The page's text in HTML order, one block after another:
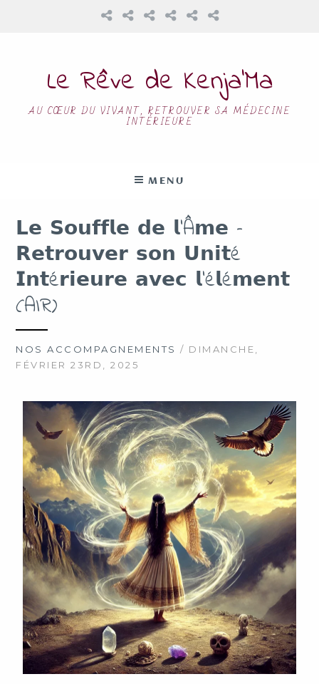
Le Rêve de Kenja’Ma
AU CŒUR DU VIVANT, RETROUVER SA MÉDECINE
INTÉRIEURE
MENU
𝗟𝗲 𝗦𝗼𝘂𝗳𝗳𝗹𝗲 𝗱𝗲 𝗹’Â𝗺𝗲 –
𝗥𝗲𝘁𝗿𝗼𝘂𝘃𝗲𝗿 𝘀𝗼𝗻 𝗨𝗻𝗶𝘁é
𝗜𝗻𝘁é𝗿𝗶𝗲𝘂𝗿𝗲 𝗮𝘃𝗲𝗰 𝗹’é𝗹é𝗺𝗲𝗻𝘁
(AIR)
NOS ACCOMPAGNEMENTS / DIMANCHE,
FÉVRIER 23RD, 2025